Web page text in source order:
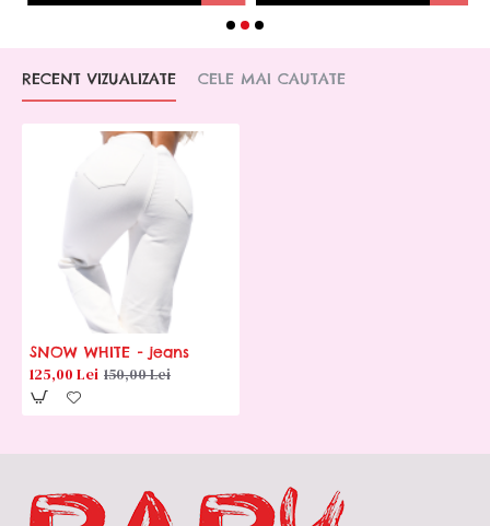
RECENT VIZUALIZATE CELE MAI CAUTATE
SNOW WHITE - jeans
125,00 Lei 150,00 Lei